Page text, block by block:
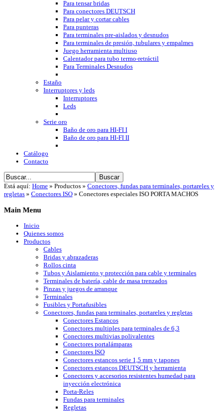
Para tensar bridas
Para conectores DEUTSCH
Para pelar y cortar cables
Para punteras
Para terminales pre-aislados y desnudos
Para terminales de presión, tubulares y empalmes
Juego herramienta multiuso
Calentador para tubo termo-retráctil
Para Terminales Desnudos
Estaño
Interruptores y leds
Interruptores
Leds
Serie oro
Baño de oro para HI-FI I
Baño de oro para HI-FI II
Catálogo
Contacto
Está aquí: Home » Productos » Conectores, fundas para terminales, portareles y
regletas » Conectores ISO » Conectores especiales ISO PORTA MACHOS
Main Menu
Inicio
Quienes somos
Productos
Cables
Bridas y abrazaderas
Rollos cinta
Tubos y Aislamiento y protección para cable y terminales
Terminales de batería, cable de masa trenzados
Pinzas y juegos de arranque
Terminales
Fusibles y Portafusibles
Conectores, fundas para terminales, portareles y regletas
Conectores Estancos
Conectores multiples para terminales de 6,3
Conectores multivias polivalentes
Conectores portalámparas
Conectores ISO
Conectores estancos serie 1,5 mm y tapones
Conectores estancos DEUTSCH y herramienta
Conectores y accesorios resistentes humedad para
inyección electrónica
Porta-Reles
Fundas para terminales
Regletas